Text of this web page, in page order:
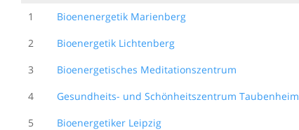
1
Bioenenergetik Marienberg
2 Bioenergetik Lichtenberg
3 Bioenergetisches Meditationszentrum
4 Gesundheits- und Schönheitszentrum Taubenheim
5 Bioenergetiker Leipzig